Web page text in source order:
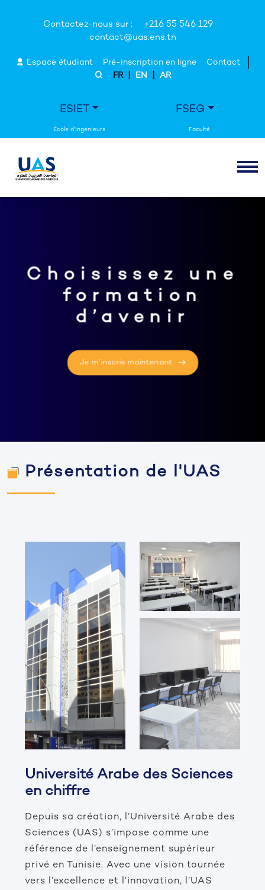
Contactez-nous sur :
+216 55 546 129
contact@uas.ens.tn
Espace étudiant Pré-inscription en ligne
Contact
FR
EN AR
ESIET FSEG
Choisissez une
formation
d’avenir
Je m’inscris maintenant
Présentation de l'UAS
Université Arabe des Sciences
en chiffre
Depuis sa création, l’Université Arabe des
Sciences (UAS) s’impose comme une
référence de l’enseignement supérieur
privé en Tunisie. Avec une vision tournée
vers l’excellence et l’innovation, l’UAS